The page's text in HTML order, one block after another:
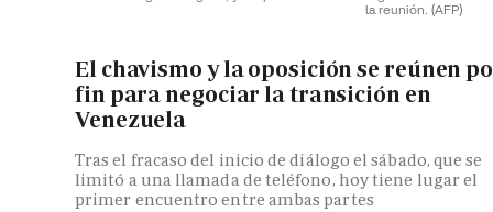
la reunión. (AFP)
El chavismo y la oposición se reúnen
fin para negociar la transición en
Venezuela
Tras el fracaso del inicio de diálogo el sábado, que se
limitó a una llamada de teléfono, hoy tiene lugar el
primer encuentro entre ambas partes